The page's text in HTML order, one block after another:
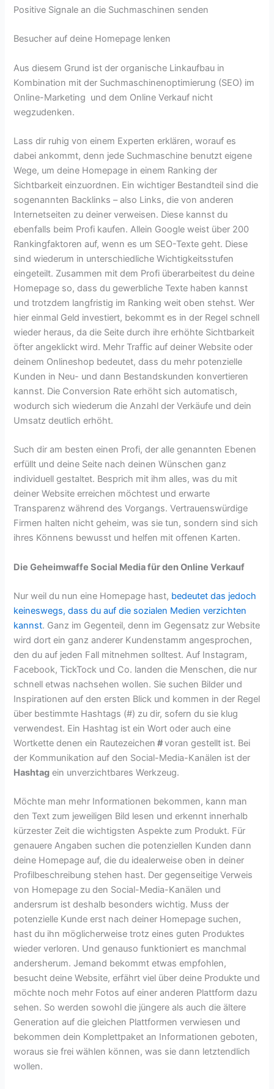
Positive Signale an die Suchmaschinen senden
Besucher auf deine Homepage lenken
Aus diesem Grund ist der organische Linkaufbau in
Kombination mit der Suchmaschinenoptimierung (SEO) im
Online-Marketing und dem Online Verkauf nicht
wegzudenken.
Lass dir ruhig von einem Experten erklären, worauf es
dabei ankommt, denn jede Suchmaschine benutzt eigene
Wege, um deine Homepage in einem Ranking der
Sichtbarkeit einzuordnen. Ein wichtiger Bestandteil sind die
sogenannten Backlinks – also Links, die von anderen
Internetseiten zu deiner verweisen. Diese kannst du
ebenfalls beim Profi kaufen. Allein Google weist über 200
Rankingfaktoren auf, wenn es um SEO-Texte geht. Diese
sind wiederum in unterschiedliche Wichtigkeitsstufen
eingeteilt. Zusammen mit dem Profi überarbeitest du deine
Homepage so, dass du gewerbliche Texte haben kannst
und trotzdem langfristig im Ranking weit oben stehst. Wer
hier einmal Geld investiert, bekommt es in der Regel schnell
wieder heraus, da die Seite durch ihre erhöhte Sichtbarkeit
öfter angeklickt wird. Mehr Traffic auf deiner Website oder
deinem Onlineshop bedeutet, dass du mehr potenzielle
Kunden in Neu- und dann Bestandskunden konvertieren
kannst. Die Conversion Rate erhöht sich automatisch,
wodurch sich wiederum die Anzahl der Verkäufe und dein
Umsatz deutlich erhöht.
Such dir am besten einen Profi, der alle genannten Ebenen
erfüllt und deine Seite nach deinen Wünschen ganz
individuell gestaltet. Besprich mit ihm alles, was du mit
deiner Website erreichen möchtest und erwarte
Transparenz während des Vorgangs. Vertrauenswürdige
Firmen halten nicht geheim, was sie tun, sondern sind sich
ihres Könnens bewusst und helfen mit offenen Karten.
Die Geheimwaffe Social Media für den Online Verkauf
Nur weil du nun eine Homepage hast, bedeutet das jedoch
keineswegs, dass du auf die sozialen Medien verzichten
kannst. Ganz im Gegenteil, denn im Gegensatz zur Website
wird dort ein ganz anderer Kundenstamm angesprochen,
den du auf jeden Fall mitnehmen solltest. Auf Instagram,
Facebook, TickTock und Co. landen die Menschen, die nur
schnell etwas nachsehen wollen. Sie suchen Bilder und
Inspirationen auf den ersten Blick und kommen in der Regel
über bestimmte Hashtags (#) zu dir, sofern du sie klug
verwendest. Ein Hashtag ist ein Wort oder auch eine
Wortkette denen ein Rautezeichen #voran gestellt ist. Bei
der Kommunikation auf den Social-Media-Kanälen ist der
Hashtag ein unverzichtbares Werkzeug.
Möchte man mehr Informationen bekommen, kann man
den Text zum jeweiligen Bild lesen und erkennt innerhalb
kürzester Zeit die wichtigsten Aspekte zum Produkt. Für
genauere Angaben suchen die potenziellen Kunden dann
deine Homepage auf, die du idealerweise oben in deiner
Profilbeschreibung stehen hast. Der gegenseitige Verweis
von Homepage zu den Social-Media-Kanälen und
andersrum ist deshalb besonders wichtig. Muss der
potenzielle Kunde erst nach deiner Homepage suchen,
hast du ihn möglicherweise trotz eines guten Produktes
wieder verloren. Und genauso funktioniert es manchmal
andersherum. Jemand bekommt etwas empfohlen,
besucht deine Website, erfährt viel über deine Produkte und
möchte noch mehr Fotos auf einer anderen Plattform dazu
sehen. So werden sowohl die jüngere als auch die ältere
Generation auf die gleichen Plattformen verwiesen und
bekommen dein Komplettpaket an Informationen geboten,
woraus sie frei wählen können, was sie dann letztendlich
wollen.